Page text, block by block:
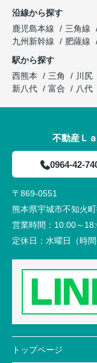
沿線から探す
鹿児島本線
三角線
九州新幹線
肥薩線
駅から探す
西熊本
三角 川尻
新八代
富合 八代
不動産Ｌ
0964-42-
〒869-0551
熊本県宇城市不知火
営業時間： 10:00～
定休日： 水曜日（時
トップページ